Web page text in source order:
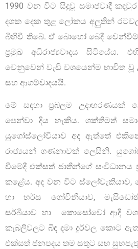
1990 වන විට සිදුවූ සමාජවාදී
දශක දෙක තුළ ලෝකය අලුතින්
බිහිවී තිබේ. ඒ බොහෝ බෙදී
ප්‍රමුඛ අධිරාජ්‍යවාදය සිටියේය.
වෙනුවෙන් වැඩි වශයෙන්ම භාවිත වූ
සහ ආගම්වාදයයි.
මේ සඳහා ප්‍රබලම
පෙන්වා දිය හැකිය. ශක්තිමත්
යුගෝස්ලෝවියාව අද ඇත්තේ
රාජ්‍යයන් ගණනාවක් ලෙසිනි.
වීමේදී එක්සත් ජාතීන්ගේ සංවිධානය
කළේය. අද වන විට ස්ලෝවැකියාව,
හා හර්ස ගෝවිනියාව,
සර්බියාව හා කොසෝවෝ ආදී
කැබලිවලට බිඳ දමා දුර්වල කොට
එක්සත් ජනපදය තම සතුට සහ